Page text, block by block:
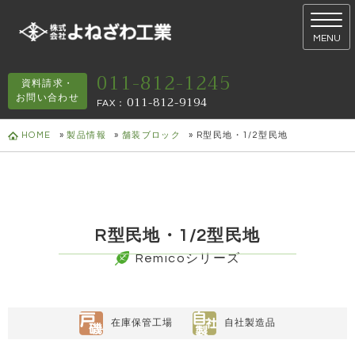
資料請求・
お問い合わせ
011-812-1245
FAX ： 011-812-9194
MENU
HOME »製品情報 » 舗装ブロック » R型民地・1/2型民地
R型民地・1/2型民地
Remicoシリーズ
在庫保管工場 自社製造品